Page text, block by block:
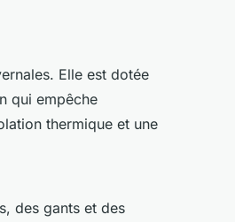
Elle est dotée
qui empêche
thermique et une
des gants et des